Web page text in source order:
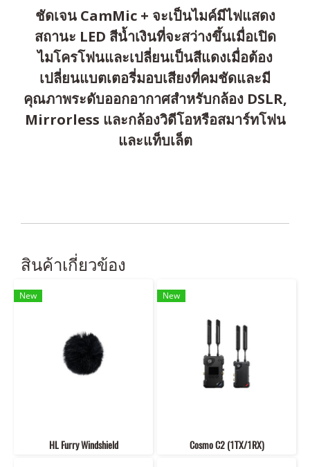
ชัดเจน CamMic + จะเป็นไมค์มีไฟแสดง
สถานะ LED สีน้ำเงินที่จะสว่างขึ้นเมื่อเปิด
ไมโครโฟนและเปลี่ยนเป็นสีแดงเมื่อต้อง
เปลี่ยนแบตเตอรี่มอบเสียงที่คมชัดและมี
คุณภาพระดับออกอากาศสำหรับกล้อง DSLR,
Mirrorless และกล้องวิดีโอหรือสมาร์ทโฟน
และแท็บเล็ต
สินค้าเกี่ยวข้อง
New
HL Furry Windshield
New
Cosmo C2 (1TX/1RX)